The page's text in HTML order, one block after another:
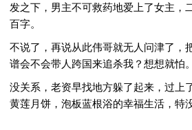
发之下，男主不可救药地爱上了女主
百字。
不说了，再说从此伟哥就无人问津了，
谱会不会带人跨国来追杀我？想想就怕。
没关系，老资早找地方躲了起来，过上
黄莲月饼，泡板蓝根浴的幸福生活，特